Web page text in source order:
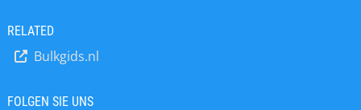
RELATED
Bulkgids.nl
FOLGEN SIE UNS